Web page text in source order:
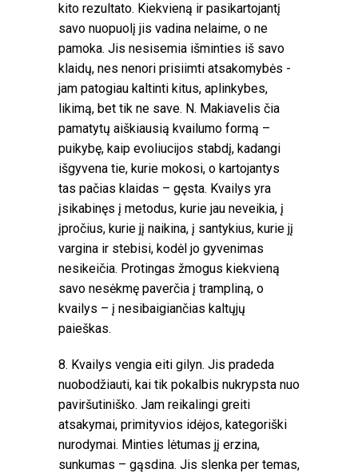
kito rezultato. Kiekvieną ir pasikartojantį
savo nuopuolį jis vadina nelaime, o ne
pamoka. Jis nesisemia išminties iš savo
klaidų, nes nenori prisiimti atsakomybės -
jam patogiau kaltinti kitus, aplinkybes,
likimą, bet tik ne save. N. Makiavelis čia
pamatytų aiškiausią kvailumo formą –
puikybę, kaip evoliucijos stabdį, kadangi
išgyvena tie, kurie mokosi, o kartojantys
tas pačias klaidas – gęsta. Kvailys yra
įsikabinęs į metodus, kurie jau neveikia, į
įpročius, kurie jį naikina, į santykius, kurie jį
vargina ir stebisi, kodėl jo gyvenimas
nesikeičia. Protingas žmogus kiekvieną
savo nesėkmę paverčia į trampliną, o
kvailys – į nesibaigiančias kaltųjų
paieškas.
8. Kvailys vengia eiti gilyn. Jis pradeda
nuobodžiauti, kai tik pokalbis nukrypsta nuo
paviršutiniško. Jam reikalingi greiti
atsakymai, primityvios idėjos, kategoriški
nurodymai. Minties lėtumas jį erzina,
sunkumas – gąsdina. Jis slenka per temas,